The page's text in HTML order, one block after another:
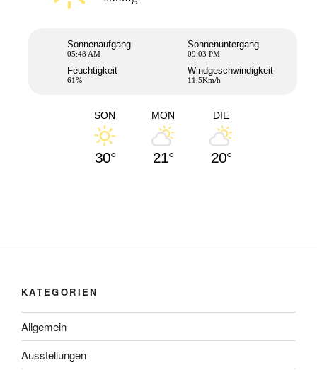
Sonnenaufgang
05:48 AM
Sonnenuntergang
09:03 PM
Feuchtigkeit
61%
Windgeschwindigkeit
11.5Km/h
SON
30°
MON
21°
DIE
20°
KATEGORIEN
Allgemein
Ausstellungen